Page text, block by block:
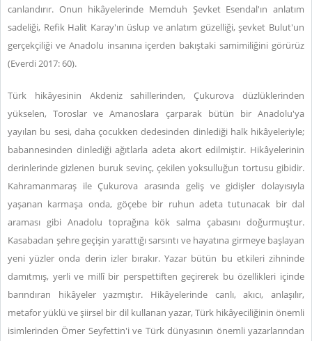
canlandırır. Onun hikâyelerinde Memduh Şevket Esendal'ın anlatım
sadeliği, Refik Halit Karay'ın üslup ve anlatım güzelliği, şevket Bulut'un
gerçekçiliği ve Anadolu insanına içerden bakıştaki samimiliğini görürüz
(Everdi 2017: 60).
Türk hikâyesinin Akdeniz sahillerinden, Çukurova düzlüklerinden
yükselen, Toroslar ve Amanoslara çarparak bütün bir Anadolu'ya
yayılan bu sesi, daha çocukken dedesinden dinlediği halk hikâyeleriyle;
babannesinden dinlediği ağıtlarla adeta akort edilmiştir. Hikâyelerinin
derinlerinde gizlenen buruk sevinç, çekilen yoksulluğun tortusu gibidir.
Kahramanmaraş ile Çukurova arasında geliş ve gidişler dolayısıyla
yaşanan karmaşa onda, göçebe bir ruhun adeta tutunacak bir dal
araması gibi Anadolu toprağına kök salma çabasını doğurmuştur.
Kasabadan şehre geçişin yarattığı sarsıntı ve hayatına girmeye başlayan
yeni yüzler onda derin izler bırakır. Yazar bütün bu etkileri zihninde
damıtmış, yerli ve millî bir perspettiften geçirerek bu özellikleri içinde
barındıran hikâyeler yazmıştır. Hikâyelerinde canlı, akıcı, anlaşılır,
metafor yüklü ve şiirsel bir dil kullanan yazar, Türk hikâyeciliğinin önemli
isimlerinden Ömer Seyfettin'i ve Türk dünyasının önemli yazarlarından